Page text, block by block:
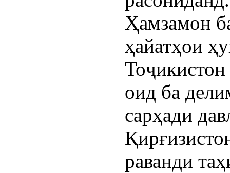
Ҳамзамон
ҳайатҳои
оид ба
сарҳади
раванди